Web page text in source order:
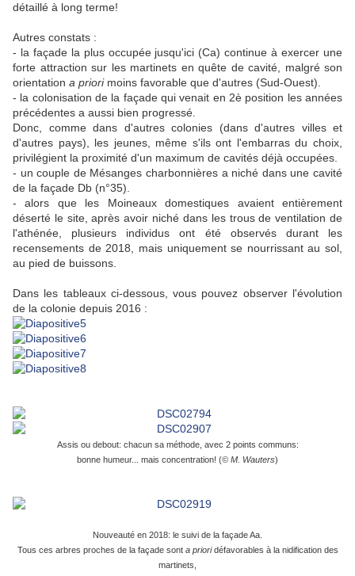
détaillé à long terme!
Autres constats :
- la façade la plus occupée jusqu'ici (Ca) continue à exercer une
forte attraction sur les martinets en quête de cavité, malgré son
orientation a priorimoins favorable que d'autres (Sud-Ouest).
- la colonisation de la façade qui venait en 2è position les années
précédentes a aussi bien progressé.
Donc, comme dans d'autres colonies (dans d'autres villes et
d'autres pays), les jeunes, même s'ils ont l'embarras du choix,
privilégient la proximité d'un maximum de cavités déjà occupées.
- un couple de Mésanges charbonnières a niché dans une cavité
de la façade Db (n°35).
- alors que les Moineaux domestiques avaient entièrement
déserté le site, après avoir niché dans les trous de ventilation de
l'athénée, plusieurs individus ont été observés durant les
recensements de 2018, mais uniquement se nourrissant au sol,
au pied de buissons.
Dans les tableaux ci-dessous, vous pouvez observer l'évolution
de la colonie depuis 2016 :
Assis ou debout: chacun sa méthode, avec 2 points communs:
bonne humeur... mais concentration! (© M. Wauters)
Nouveauté en 2018: le suivi de la façade Aa.
Tous ces arbres proches de la façade sont a prioridéfavorables à la nidification des
martinets,